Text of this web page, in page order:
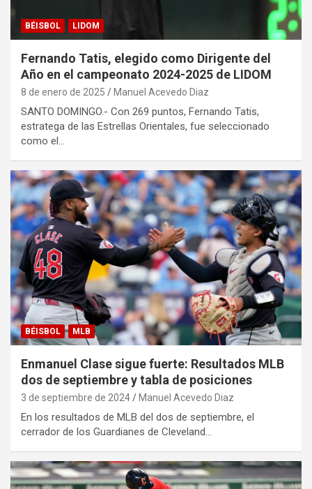
BÉISBOL LIDOM
Fernando Tatis, elegido como Dirigente del
Año en el campeonato 2024-2025 de LIDOM
8 de enero de 2025 Manuel Acevedo Diaz
SANTO DOMINGO.- Con 269 puntos, Fernando Tatis,
estratega de las Estrellas Orientales, fue seleccionado
como el…
BÉISBOL MLB
Enmanuel Clase sigue fuerte: Resultados MLB
dos de septiembre y tabla de posiciones
3 de septiembre de 2024 Manuel Acevedo Diaz
En los resultados de MLB del dos de septiembre, el
cerrador de los Guardianes de Cleveland…